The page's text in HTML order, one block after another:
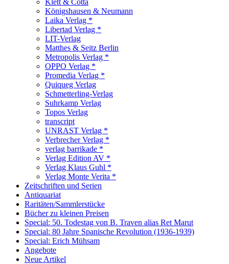
Klett & Cotta
Königshausen & Neumann
Laika Verlag *
Libertad Verlag *
LIT-Verlag
Matthes & Seitz Berlin
Metropolis Verlag *
OPPO Verlag *
Promedia Verlag *
Quiqueg Verlag
Schmetterling-Verlag
Suhrkamp Verlag
Topos Verlag
transcript
UNRAST Verlag *
Verbrecher Verlag *
verlag barrikade *
Verlag Edition AV *
Verlag Klaus Guhl *
Verlag Monte Verita *
Zeitschriften und Serien
Antiquariat
Raritäten/Sammlerstücke
Bücher zu kleinen Preisen
Special: 50. Todestag von B. Traven alias Ret Marut
Special: 80 Jahre Spanische Revolution (1936-1939)
Special: Erich Mühsam
Angebote
Neue Artikel